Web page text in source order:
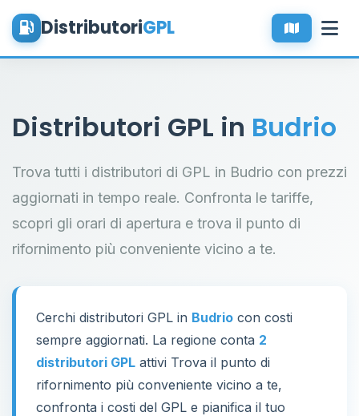
DistributoriGPL
Distributori GPL in Budrio
Trova tutti i distributori di GPL in Budrio con prezzi
aggiornati in tempo reale. Confronta le tariffe,
scopri gli orari di apertura e trova il punto di
rifornimento più conveniente vicino a te.
Cerchi distributori GPL in Budrio con costi
sempre aggiornati. La regione conta 2
distributori GPL attivi Trova il punto di
rifornimento più conveniente vicino a te,
confronta i costi del GPL e pianifica il tuo